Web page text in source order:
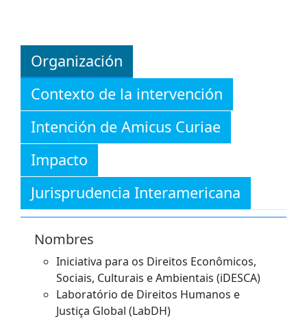
Organización
Contexto de la intervención
Intención de Amicus Curiae
Impacto
Jurisprudencia Interamericana
Nombres
Iniciativa para os Direitos Econômicos,
Sociais, Culturais e Ambientais (iDESCA)
Laboratório de Direitos Humanos e
Justiça Global (LabDH)